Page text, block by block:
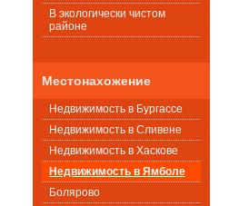
В экологически чистом
районе
Местонахожение
Недвижимость в Бургассе
Недвижимость в Сливене
Недвижимость в Хаскове
Недвижимость в Ямболе
Болярово